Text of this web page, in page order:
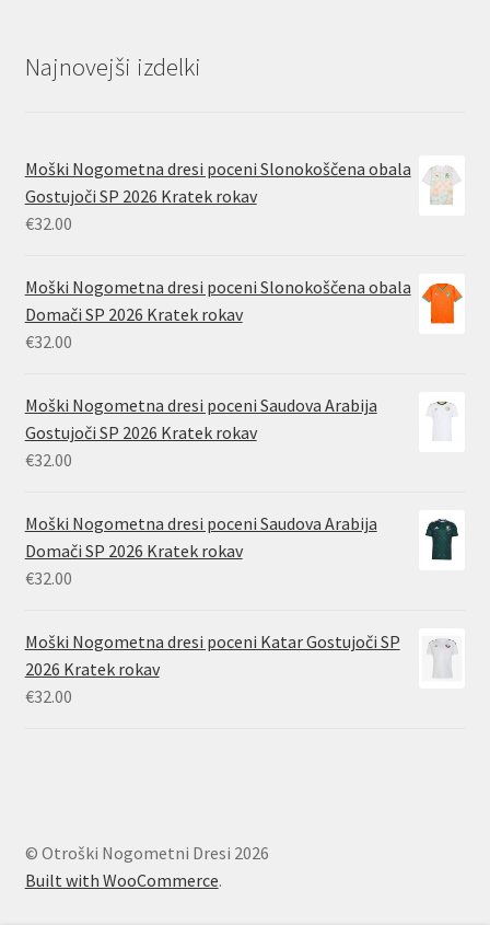
Najnovejši izdelki
Moški Nogometna dresi poceni Slonokoščena obala
Gostujoči SP 2026 Kratek rokav
€32.00
Moški Nogometna dresi poceni Slonokoščena obala
Domači SP 2026 Kratek rokav
€32.00
Moški Nogometna dresi poceni Saudova Arabija
Gostujoči SP 2026 Kratek rokav
€32.00
Moški Nogometna dresi poceni Saudova Arabija
Domači SP 2026 Kratek rokav
€32.00
Moški Nogometna dresi poceni Katar Gostujoči SP
2026 Kratek rokav
€32.00
© Otroški Nogometni Dresi 2026
Built with WooCommerce.